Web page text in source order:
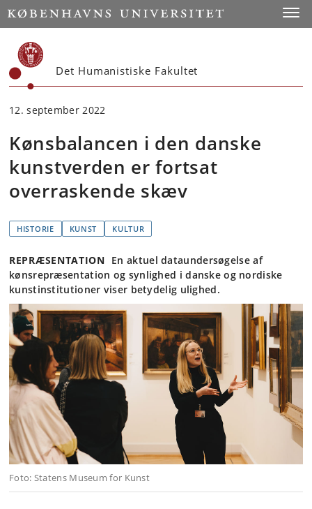
Start
Det Humanistiske Fakultet
12. september 2022
Kønsbalancen i den danske
kunstverden er fortsat
overraskende skæv
HISTORIE KUNST KULTUR
REPRÆSENTATION En aktuel dataundersøgelse af
kønsrepræsentation og synlighed i danske og nordiske
kunstinstitutioner viser betydelig ulighed.
Foto: Statens Museum for Kunst